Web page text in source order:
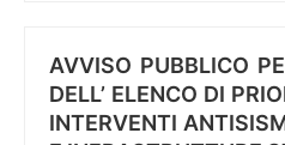
AVVISO PUBBLICO
DELL’ ELENCO DI
INTERVENTI